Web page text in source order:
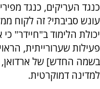
כנגד העריקים, כנגד
עונש סביבתי? זה לקוח
יכולת הלימוד ב"חיידר"
פעילות שערורייתית,
בשמה החדש] של ארדואן,
למדינה דמוקרטית.